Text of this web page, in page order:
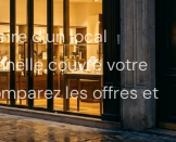
d'un local
couvre votre
les offres et